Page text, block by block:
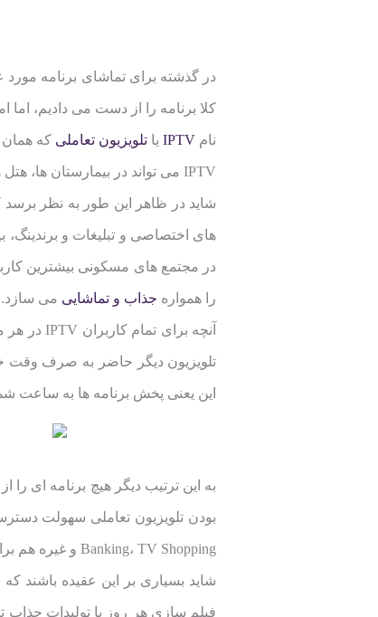
در گذشته برای تماشای برنامه
کلا برنامه را از دست می دادیم،
نام IPTVیا تلویزیون تعاملی که همان
IPTV می تواند در بیمارستان ها، هتل ها، سازمان ها و مجتمع های مسکونی و غیره کاربردهای متنوع داشته باشد.
شاید در ظاهر این طور به نظر برسد
های اختصاصی و تبلیغات و برندینگ،
در مجتمع های مسکونی بیشترین
را همواره جذاب و تماشایی می سازد.
تلویزیون دیگر حاضر به صرف وقت
این یعنی پخش برنامه ها به ساعت
Banking، TV Shopping و غیره هم براحتی انجام پذیر است.
شاید بسیاری بر این عقیده باشند
فیلم سازی هر روز با تولیدات جذاب